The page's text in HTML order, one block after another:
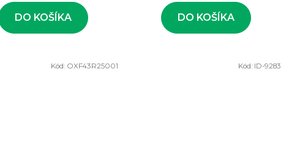
DO KOŠÍKA DO KOŠÍKA
Kód: OXF43R25001 Kód: ID-9283